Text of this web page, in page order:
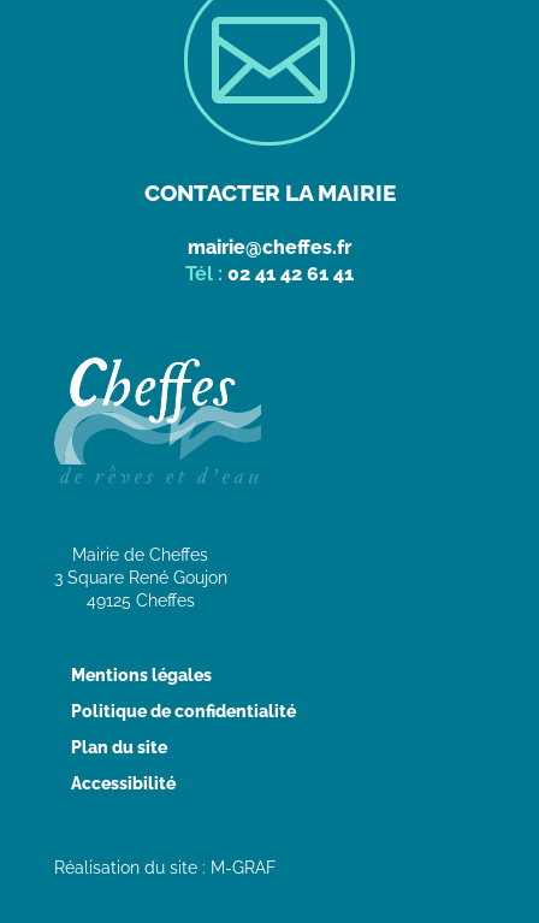

CONTACTER LA MAIRIE
mairie@cheffes.fr
Tél : 02 41 42 61 41
Mairie de Cheffes
3 Square René Goujon
49125 Cheffes
Mentions légales
Politique de confidentialité
Plan du site
Accessibilité
Réalisation du site : M-GRAF